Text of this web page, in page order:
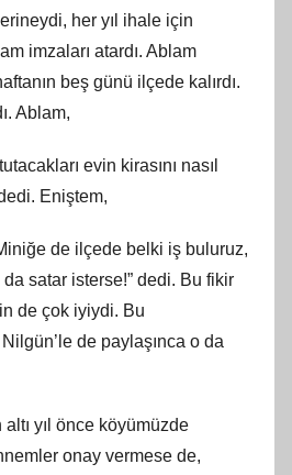
her yıl ihale için
imzaları atardı. Ablam
beş günü ilçede kalırdı.
Ablam,
evin kirasını nasıl
Eniştem,
de ilçede belki iş buluruz,
da satar isterse!” dedi. Bu fikir
de çok iyiydi. Bu
de paylaşınca o da
yıl önce köyümüzde
onay vermese de,